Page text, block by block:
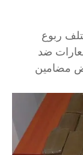
ربوع
ضد
مضامين